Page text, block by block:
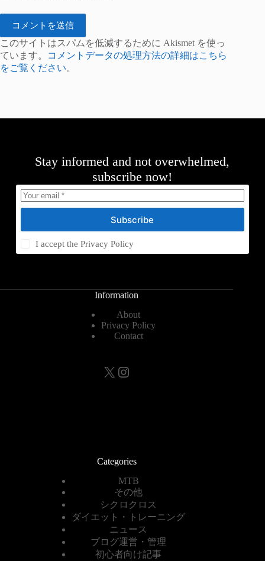
コメントを送信
このサイトはスパムを低減するために Akismet を使っ
ています。
コメントデータの処理方法の詳細はこちら
をご覧ください。
Stay informed and not overwhelmed,
subscribe now!
Subscribe
I accept thePrivacy Policy
Information
About
Privacy Policy
Contact
X Instagram
Categories
MTB
その他
シクロクロス
ダイエット・トレーニング
ニュース
ブログ運営・管理
初心者向け記事